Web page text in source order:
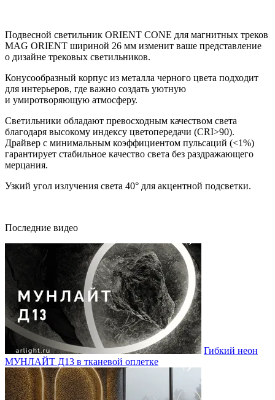
Подвесной светильник ORIENT CONE для магнитных треков
MAG ORIENT шириной 26 мм изменит ваше представление
о дизайне трековых светильников.
Конусообразный корпус из металла черного цвета подходит
для интерьеров, где важно создать уютную
и умиротворяющую атмосферу.
Светильники обладают превосходным качеством света
благодаря высокому индексу цветопередачи (CRI>90).
Драйвер с минимальным коэффициентом пульсаций (<1%)
гарантирует стабильное качество света без раздражающего
мерцания.
Узкий угол излучения света 40° для акцентной подсветки.
Последние видео
Гибкий неон
МУНЛАЙТ Д13 в тканевой оплетке